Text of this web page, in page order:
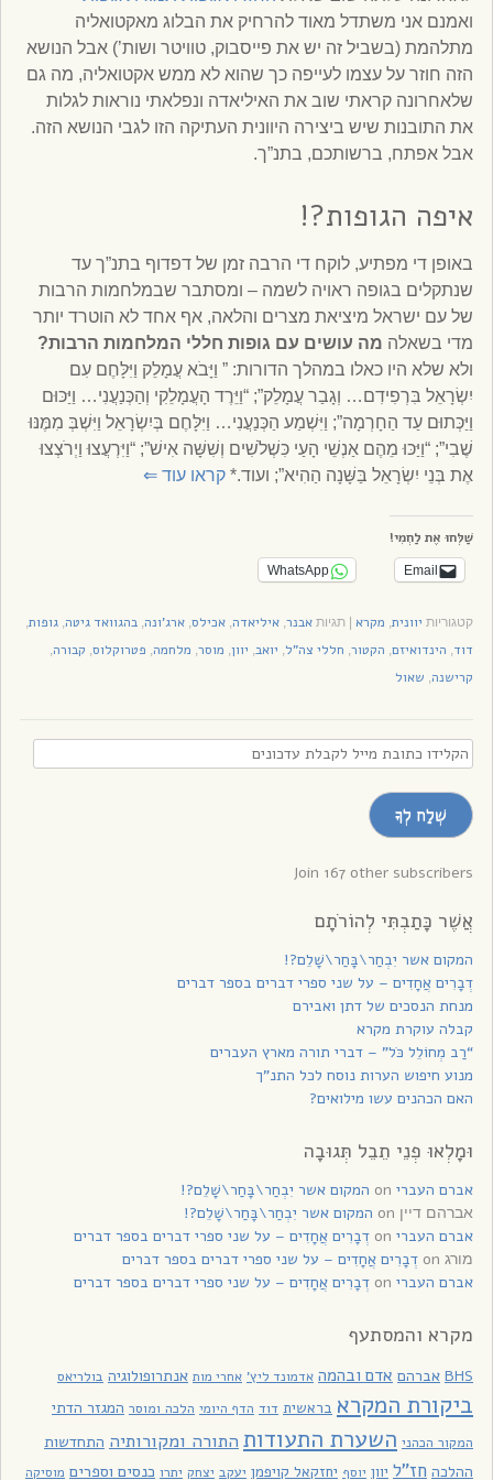
ואמנם אני משתדל מאוד להרחיק את הבלוג מאקטואליה
מתלהמת (בשביל זה יש את פייסבוק, טוויטר ושות’) אבל הנושא
הזה חוזר על עצמו לעייפה כך שהוא לא ממש אקטואליה, מה גם
שלאחרונה קראתי שוב את האיליאדה ונפלאתי נוראות לגלות
את התובנות שיש ביצירה היוונית העתיקה הזו לגבי הנושא הזה.
אבל אפתח, ברשותכם, בתנ”ך.
איפה הגופות?!
באופן די מפתיע, לוקח די הרבה זמן של דפדוף בתנ”ך עד
שנתקלים בגופה ראויה לשמה – ומסתבר שבמלחמות הרבות
של עם ישראל מיציאת מצרים והלאה, אף אחד לא הוטרד יותר
מדי בשאלה מה עושים עם גופות חללי המלחמות הרבות?
ולא שלא היו כאלו במהלך הדורות: ” וַיָּבֹא עֲמָלֵק וַיִּלָּחֶם עִם
יִשְׂרָאֵל בִּרְפִידִם… וְגָבַר עֲמָלֵק”; “וַיֵּרֶד הָעֲמָלֵקִי וְהַכְּנַעֲנִי… וַיַּכּוּם
וַיַּכְּתוּם עַד הַחָרְמָה”; וַיִּשְׁמַע הַכְּנַעֲנִי… וַיִּלָּחֶם בְּיִשְׂרָאֵל וַיִּשְׁבְּ מִמֶּנּוּ
שֶׁבִי”; “וַיַּכּוּ מֵהֶם אַנְשֵׁי הָעַי כִּשְׁלֹשִׁים וְשִׁשָּׁה אִישׁ”; “וַיִּרְעֲצוּ וַיְרֹצְצוּ
אֶת בְּנֵי יִשְׂרָאֵל בַּשָּׁנָה הַהִיא”; ועוד.*קראו עוד⇐
שַׁלְּחוּ אֶת לַחְמִי!
Email
WhatsApp
קטגוריות יוונית, מקרא |תגיותאבנר,איליאדה,אכילס,ארג'ונה,בהגוואד גיטה,גופות,
דוד, הינדואיזם, הקטור, חללי צה"ל, יואב, יוון, מוסר, מלחמה, פטרוקלוס, קבורה,
קרישנה, שאול
הקלידו
כתובת
מייל
לקבלת
עדכונים
שְׁלַח לְךָ
Join 167 other subscribers
אֲשֶׁר כָּתַבְתִּי לְהוֹרֹתָם
המקום אשר יִבְחַר\בָּחַר\שָׁלֵם?!
דְבָרִים אֲחָדִים – על שני ספרי דברים בספר דברים
מנחת הנסכים של דתן ואבירם
קבלה עוקרת מקרא
“רַב מְחוֹלֵל כֹּל” – דברי תורה מארץ העברים
מנוע חיפוש הערות נוסח לכל התנ”ך
האם הכהנים עשו מילואים?
וּמָלְאוּ פְנֵי תֵבֵל תְּגוּבָה
אברם העברי המקום אשר יִבְחַר\בָּחַר\שָׁלֵם?!
אברהם דיין
המקום אשר יִבְחַר\בָּחַר\שָׁלֵם?!
אברם העברי
דְבָרִים אֲחָדִים – על שני ספרי דברים בספר דברים
מורג
דְבָרִים אֲחָדִים – על שני ספרי דברים בספר דברים
אברם העברי
דְבָרִים אֲחָדִים – על שני ספרי דברים בספר דברים
מקרא והמסתעף
BHS אברהם אדם ובהמה אדמונד ליץ' אחרי מות אנתרופולוגיה בולריאס
ביקורת המקרא בראשית דוד הדף היומי הלכה ומוסר המגזר הדתי
המקור הכהני השערת התעודות התורה ומקורותיה התחדשות
ההלכה חז"ל יוון יוסף יחזקאל קויפמן יעקב יצחק יתרו כנסים וספרים מוסיקה